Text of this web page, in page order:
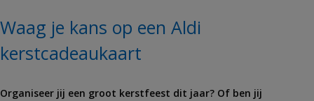
Waag je kans op een Aldi
kerstcadeaukaart
Organiseer jij een groot kerstfeest dit jaar? Of ben jij